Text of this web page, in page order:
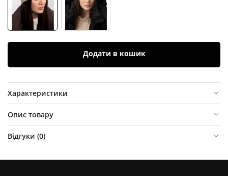
Додати в кошик
Характеристики
Опис товару
Відгуки (0)